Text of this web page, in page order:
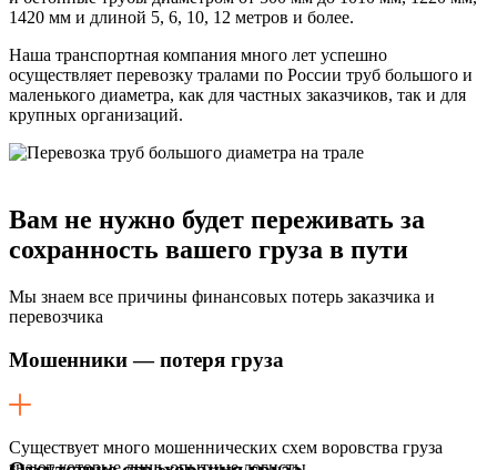
1420 мм и длиной 5, 6, 10, 12 метров и более.
Наша транспортная компания много лет успешно
осуществляет перевозку тралами по России труб большого и
маленького диаметра, как для частных заказчиков, так и для
крупных организаций.
Вам не нужно будет переживать за
сохранность вашего груза в пути
Мы знаем все причины финансовых потерь заказчика и
перевозчика
Мошенники — потеря груза
Существует много мошеннических схем воровства груза